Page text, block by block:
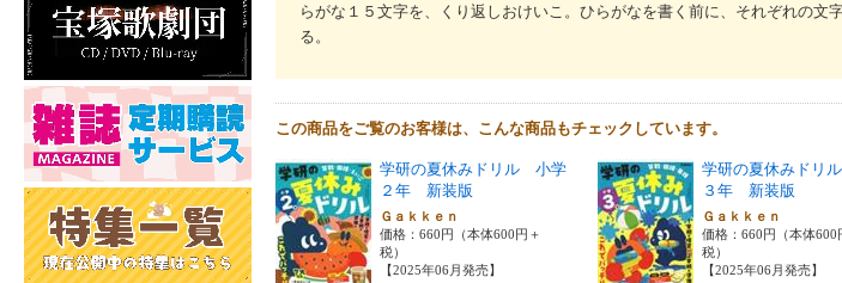
らがな１５文字を、くり返しおけいこ。ひらがなを書く前に、それぞれの文
る。
この商品をご覧のお客様は、こんな商品もチェックしています。
学研の夏休みドリル 小学
２年 新装版
Ｇａｋｋｅｎ
価格：660円（本体600円＋
税）
【2025年06月発売】
学研の夏休みドリ
３年 新装版
Ｇａｋｋｅｎ
価格：660円（本体600
税）
【2025年06月発売】